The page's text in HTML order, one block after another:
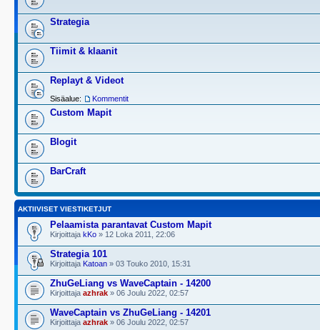
Strategia
Tiimit & klaanit
Replayt & Videot
Sisäalue: Kommentit
Custom Mapit
Blogit
BarCraft
AKTIIVISET VIESTIKETJUT
Pelaamista parantavat Custom Mapit
Kirjoittaja kKo » 12 Loka 2011, 22:06
Strategia 101
Kirjoittaja Katoan » 03 Touko 2010, 15:31
ZhuGeLiang vs WaveCaptain - 14200
Kirjoittaja azhrak » 06 Joulu 2022, 02:57
WaveCaptain vs ZhuGeLiang - 14201
Kirjoittaja azhrak » 06 Joulu 2022, 02:57